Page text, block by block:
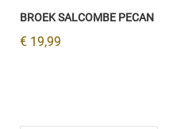
BROEK SALCOMBE PECAN
€ 19,99